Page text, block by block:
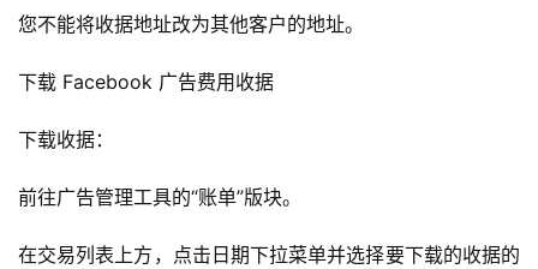
您不能将收据地址改为其他客户的地址。
下载 Facebook 广告费用收据
下载收据：
前往广告管理工具的“账单”版块。
在交易列表上方，点击日期下拉菜单并选择要下载的收据的